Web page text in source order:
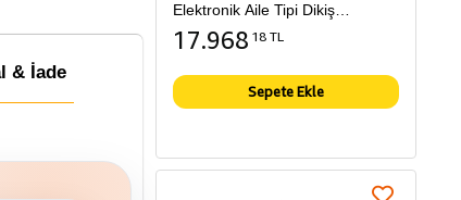
& İade
Elektronik Aile Tipi Dikiş
Makinesi
17.968 18 TL
Sepete Ekle